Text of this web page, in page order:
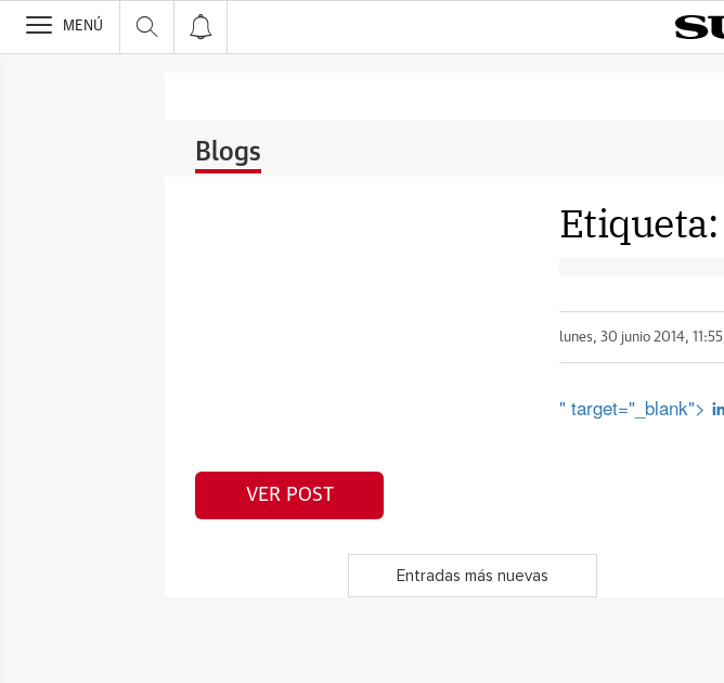
>
MENÚ
Blogs
Etiqueta:
lunes, 30 junio 2014, 11:55
" target="_blank">
VER POST
Entradas más nuevas